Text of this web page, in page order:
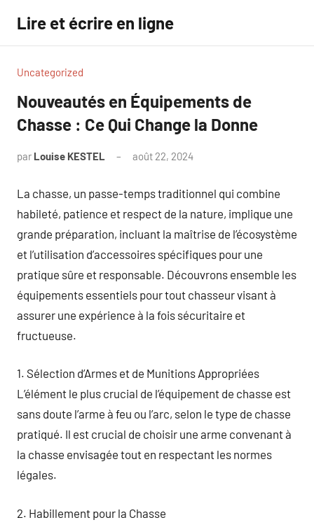
contenu
Lire et écrire en ligne
Uncategorized
Nouveautés en Équipements de
Chasse : Ce Qui Change la Donne
par Louise KESTEL août 22, 2024
La chasse, un passe-temps traditionnel qui combine
habileté, patience et respect de la nature, implique une
grande préparation, incluant la maîtrise de l’écosystème
et l’utilisation d’accessoires spécifiques pour une
pratique sûre et responsable. Découvrons ensemble les
équipements essentiels pour tout chasseur visant à
assurer une expérience à la fois sécuritaire et
fructueuse.
1. Sélection d’Armes et de Munitions Appropriées
L’élément le plus crucial de l’équipement de chasse est
sans doute l’arme à feu ou l’arc, selon le type de chasse
pratiqué. Il est crucial de choisir une arme convenant à
la chasse envisagée tout en respectant les normes
légales.
2. Habillement pour la Chasse